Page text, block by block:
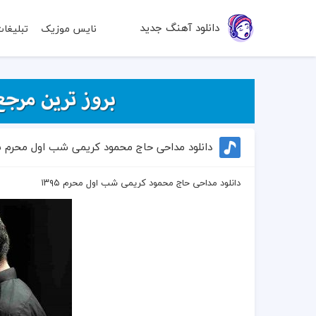
دانلود آهنگ جدید نایس موزیک
دانلود مداحی حاج محمود کریمی شب اول محرم ۱۳۹۵
دانلود مداحی حاج محمود کریمی شب اول محرم ۱۳۹۵